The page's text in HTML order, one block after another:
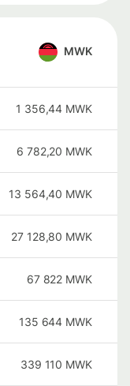
MWK
1 356,44 MWK
6 782,20 MWK
13 564,40 MWK
27 128,80 MWK
67 822 MWK
135 644 MWK
339 110 MWK